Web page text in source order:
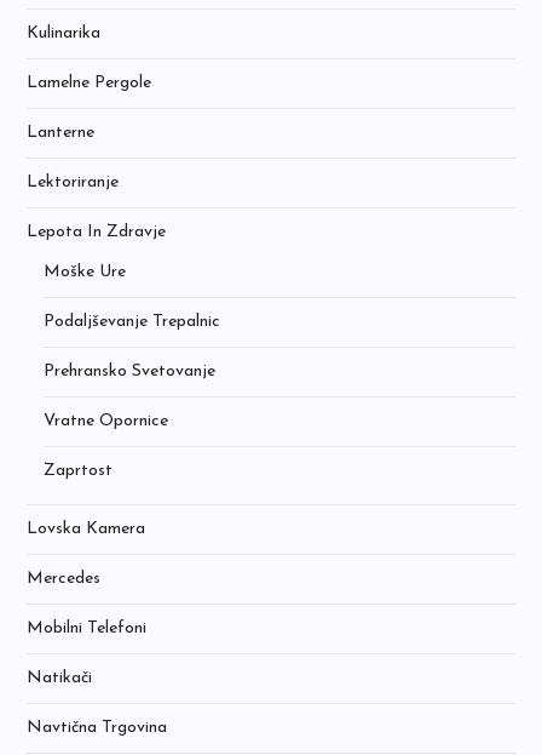
Kulinarika
Lamelne Pergole
Lanterne
Lektoriranje
Lepota In Zdravje
Moške Ure
Podaljševanje Trepalnic
Prehransko Svetovanje
Vratne Opornice
Zaprtost
Lovska Kamera
Mercedes
Mobilni Telefoni
Natikači
Navtična Trgovina